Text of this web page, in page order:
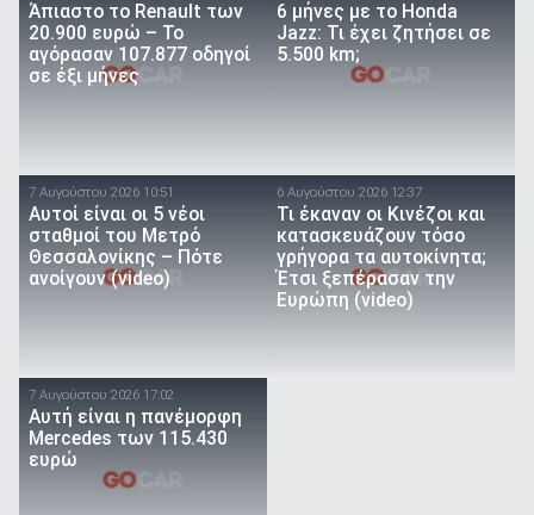
Άπιαστο το Renault των
20.900 ευρώ – Το
αγόρασαν 107.877 οδηγοί
σε έξι μήνες
6 μήνες με το Honda
Jazz: Τι έχει ζητήσει σε
5.500 km;
7 Αυγούστου 2026 10:51
Αυτοί είναι οι 5 νέοι
σταθμοί του Μετρό
Θεσσαλονίκης – Πότε
ανοίγουν (video)
6 Αυγούστου 2026 12:37
Τι έκαναν οι Κινέζοι και
κατασκευάζουν τόσο
γρήγορα τα αυτοκίνητα;
Έτσι ξεπέρασαν την
Ευρώπη (video)
7 Αυγούστου 2026 17:02
Αυτή είναι η πανέμορφη
Mercedes των 115.430
ευρώ